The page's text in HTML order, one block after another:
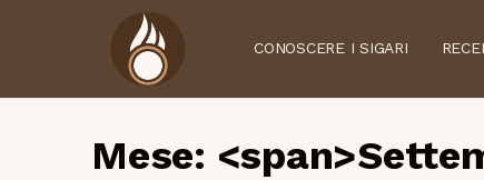
CONOSCERE I SIGARI
Mese: